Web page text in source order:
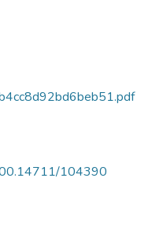
104390